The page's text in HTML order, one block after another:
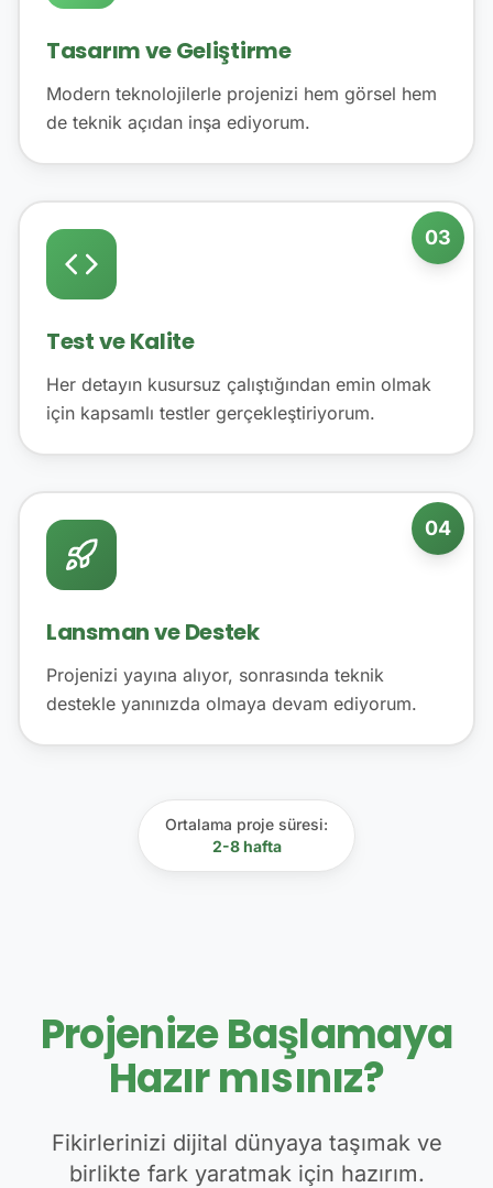
Tasarım ve Geliştirme
Modern teknolojilerle projenizi hem görsel hem
de teknik açıdan inşa ediyorum.
03
Test ve Kalite
Her detayın kusursuz çalıştığından emin olmak
için kapsamlı testler gerçekleştiriyorum.
04
Lansman ve Destek
Projenizi yayına alıyor, sonrasında teknik
destekle yanınızda olmaya devam ediyorum.
Ortalama proje süresi:
2-8 hafta
Projenize Başlamaya
Hazır mısınız?
Fikirlerinizi dijital dünyaya taşımak ve
birlikte fark yaratmak için hazırım.